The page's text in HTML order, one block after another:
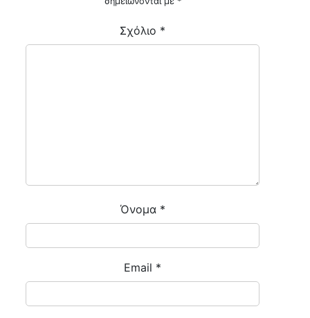
Σχόλιο *
Όνομα *
Email *